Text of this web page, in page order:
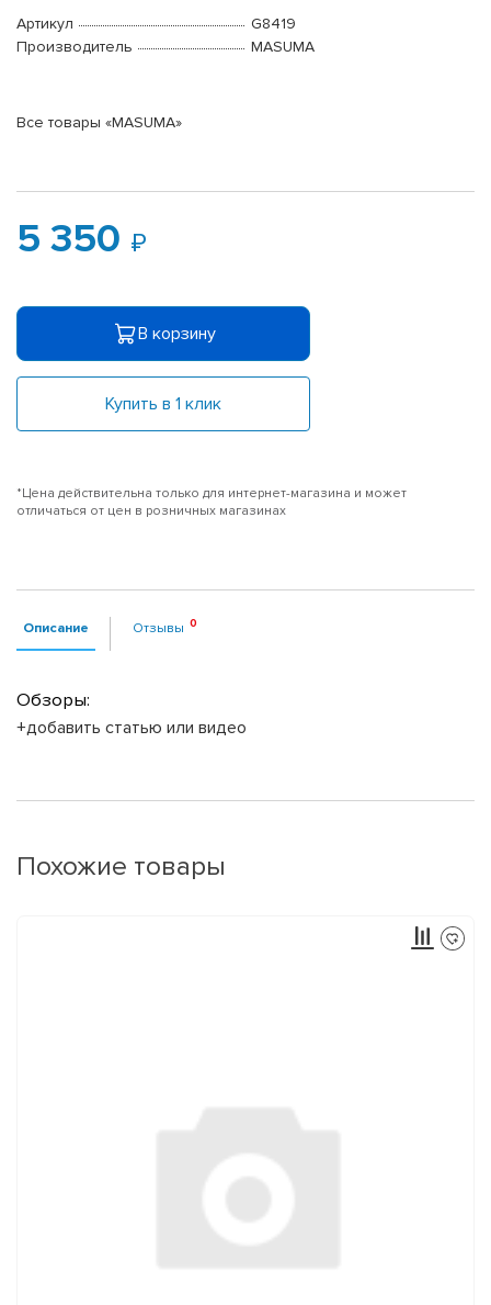
Артикул
G8419
Производитель
MASUMA
Все товары «MASUMA»
5 350
В корзину
Купить в 1 клик
*Цена действительна только для интернет-магазина и может
отличаться от цен в розничных магазинах
Описание Отзывы
Обзоры:
+добавить статью или видео
Похожие товары